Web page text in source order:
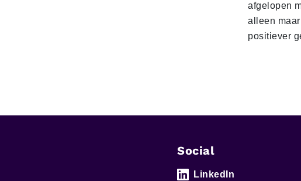
afgelopen
alleen maar
positiever
Social
LinkedIn